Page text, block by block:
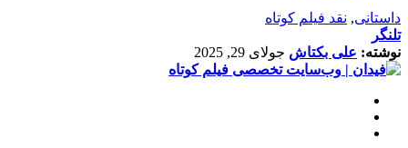
داستانی, نقد فیلم کوتاه
تلنگر
نوشته: علی بکتاش جولای 29, 2025